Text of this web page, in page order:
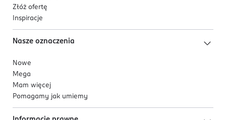
Złóż ofertę
Inspiracje
Nasze oznaczenia
Nowe
Mega
Mam więcej
Pomagamy jak umiemy